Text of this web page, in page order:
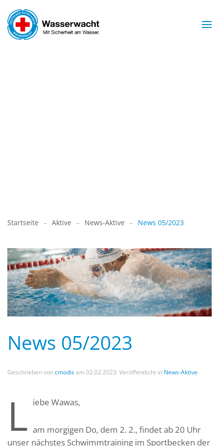
Zum Hauptinhalt springen
Startseite Aktive News-Aktive News 05/2023
News 05/2023
Geschrieben voncmodisam 02.02.2023. Veröffentlicht in News-Aktive.
L iebe Wawas,
am morgigen Do, dem 2. 2., findet ab 20 Uhr
unser nächstes Schwimmtraining im Sportbecken der